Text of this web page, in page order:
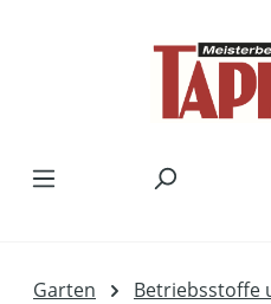
Garten
Betriebsstoffe